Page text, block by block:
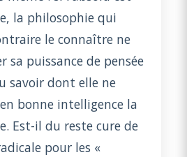
la philosophie qui
le connaître ne
sa puissance de pensée
savoir dont elle ne
bonne intelligence la
Est-il du reste cure de
pour les «